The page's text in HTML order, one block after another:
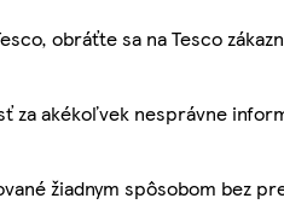
obráťte sa na Tesco
za akékoľvek nesprávne
žiadnym spôsobom bez